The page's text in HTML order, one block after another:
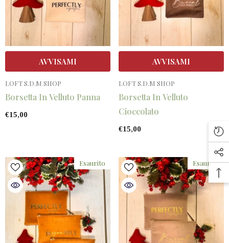
AVVISAMI
VENDITORE:
LOFT S.D.M SHOP
Borsetta In Velluto Panna
€15,00
AVVISAMI
VENDITORE:
LOFT S.D.M SHOP
Borsetta In Velluto
Cioccolato
€15,00
Esaurito Esaurito